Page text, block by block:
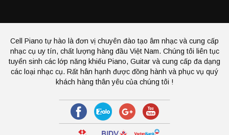
Cell Piano tự hào là đơn vị chuyên đào tạo âm nhạc và cung cấp
nhạc cụ uy tín, chất lượng hàng đầu Việt Nam. Chúng tôi liên tục
tuyển sinh các lớp năng khiếu Piano, Guitar và cung cấp đa dạng
các loại nhạc cụ. Rất hân hạnh được đồng hành và phục vụ quý
khách hàng thân yêu của chúng tôi !